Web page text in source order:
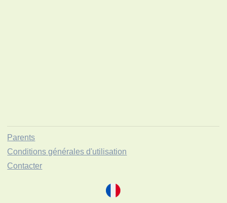
Parents
Conditions générales d'utilisation
Contacter